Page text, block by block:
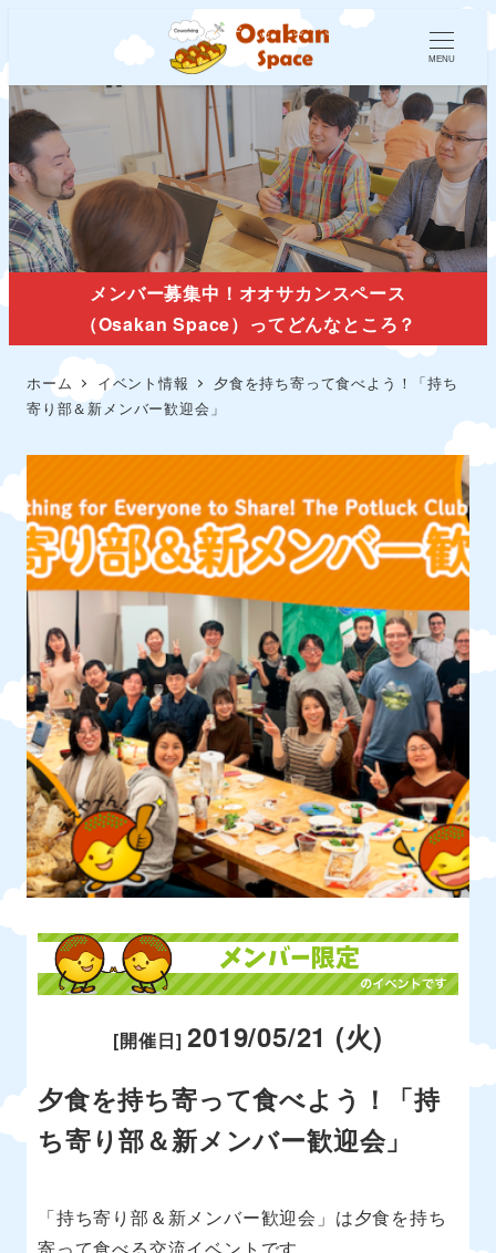
MENU
イベント情報
メンバー募集中！オオサカンスペース
（Osakan Space）ってどんなところ？
ホーム イベント情報
夕食を持ち寄って食べよう！「持ち
寄り部＆新メンバー歓迎会」
[開催日] 2019/05/21 (火)
夕食を持ち寄って食べよう！「持
ち寄り部＆新メンバー歓迎会」
「持ち寄り部＆新メンバー歓迎会」は夕食を持ち